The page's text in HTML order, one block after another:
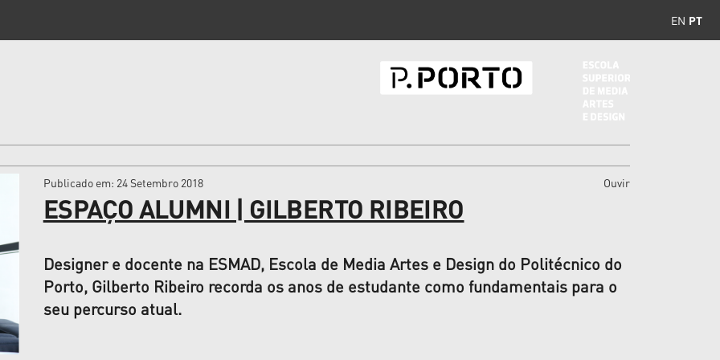
EN PT
Publicado em: 24 Setembro 2018 Ouvir
ESPAÇO ALUMNI | GILBERTO RIBEIRO
Designer e docente na ESMAD, Escola de Media Artes e Design do Politécnico do
Porto, Gilberto Ribeiro recorda os anos de estudante como fundamentais para o
seu percurso atual.